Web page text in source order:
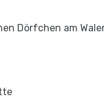
Dörfchen am